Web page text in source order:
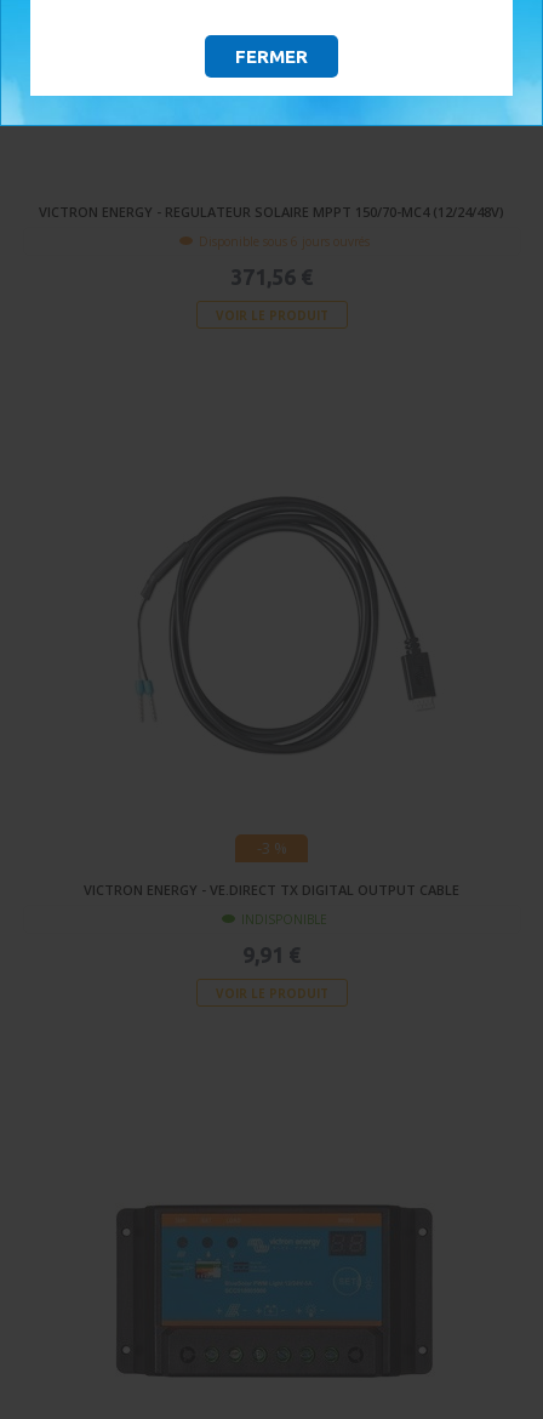
VICTRON ENERGY - REGULATEUR SOLAIRE MPPT 150/70-MC4 (12/24/48V)
Disponible sous 6 jours ouvrés
371,56 €
VOIR LE PRODUIT
-3 %
VICTRON ENERGY - VE.DIRECT TX DIGITAL OUTPUT CABLE
INDISPONIBLE
9,91 €
VOIR LE PRODUIT
FERMER